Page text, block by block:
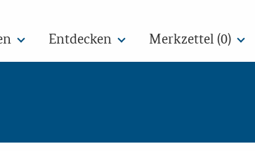
Entdecken Merkzettel (0)